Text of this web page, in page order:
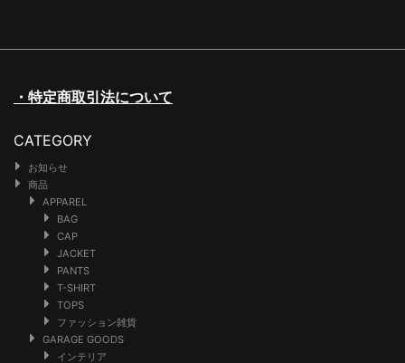
・特定商取引法について
CATEGORY
お知らせ
商品
APPAREL
BAG
CAP
JACKET
PANTS
T-SHIRT
TOPS
ファッション雑貨
GARAGE GOODS
インテリア